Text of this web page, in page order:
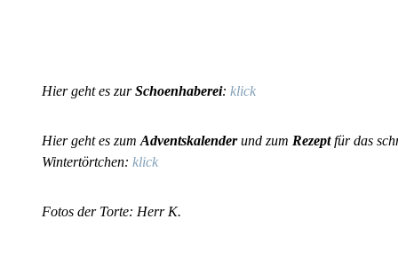
Hier geht es zurSchoenhaberei:klick
Hier geht es zumAdventskalenderund zum Rezeptfür das
Wintertörtchen:klick
Fotos der Torte: Herr K.